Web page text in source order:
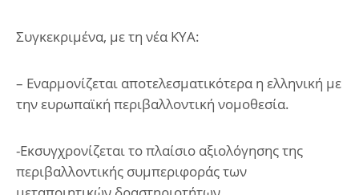
Συγκεκριμένα, με τη νέα ΚΥΑ:
– Εναρμονίζεται αποτελεσματικότερα η ελληνική με
την ευρωπαϊκή περιβαλλοντική νομοθεσία.
-Εκσυγχρονίζεται το πλαίσιο αξιολόγησης της
περιβαλλοντικής συμπεριφοράς των